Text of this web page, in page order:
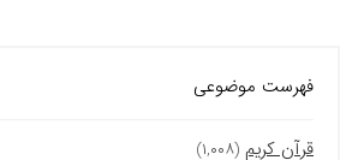
فهرست موضوعی
قرآن کریم (۱,۰۰۸)